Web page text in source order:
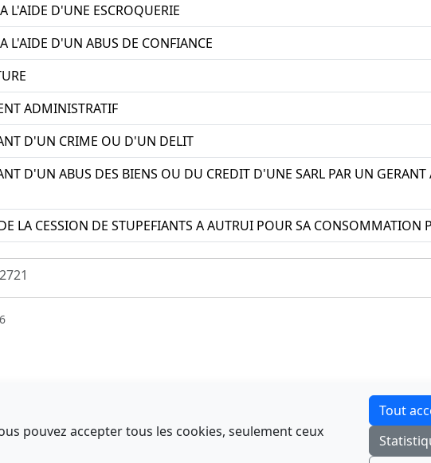
L'AIDE D'UNE ESCROQUERIE
L'AIDE D'UN ABUS DE CONFIANCE
ADMINISTRATIF
D'UN CRIME OU D'UN DELIT
D'UN ABUS DES BIENS OU DU CREDIT D'UNE SARL PAR UN GERANT
LA CESSION DE STUPEFIANTS A AUTRUI POUR SA CONSOMMATION
F-Droid·
pouvez accepter tous les cookies, seulement ceux
Tout